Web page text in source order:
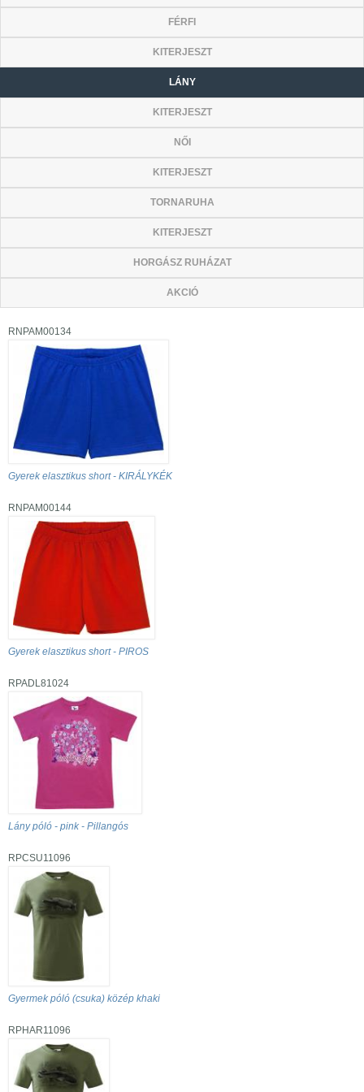
FÉRFI
KITERJESZT
LÁNY
KITERJESZT
NŐI
KITERJESZT
TORNARUHA
KITERJESZT
HORGÁSZ RUHÁZAT
AKCIÓ
RNPAM00134
Gyerek elasztikus short - KIRÁLYKÉK
RNPAM00144
Gyerek elasztikus short - PIROS
RPADL81024
Lány póló - pink - Pillangós
RPCSU11096
Gyermek póló (csuka) közép khaki
RPHAR11096